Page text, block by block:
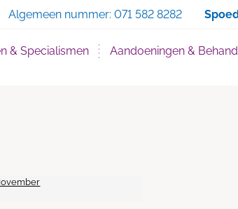
Algemeen nummer: 071 582 8282
& Specialismen Aandoeningen &